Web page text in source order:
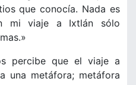
que conocía. Nada es
mi viaje a Ixtlán sólo
percibe que el viaje a
una metáfora; metáfora